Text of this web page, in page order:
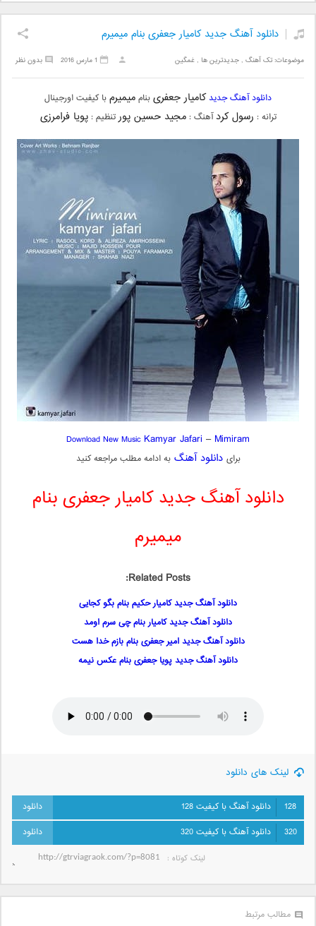
دانلود آهنگ جدید کامیار جعفری بنام میمیرم
موضوعات:تک آهنگ ,جدیدترین ها ,غمگین بدون نظر 1 مارس 2016
دانلود آهنگ جدید کامیار جعفریبناممیمیرمبا کیفیت اورجینال
ترانه : رسول کردآهنگ :مجید حسین پورتنظیم :پویا فرامرزی
Download New Music Kamyar Jafari – Mimiram
برای دانلود آهنگ به ادامه مطلب مراجعه کنید
دانلود آهنگ جدید کامیار جعفری بنام
میمیرم
Related Posts:
دانلود آهنگ جدید کامیار حکیم بنام بگو کجایی
دانلود آهنگ جدید کامیار بنام چی سرم اومد
دانلود آهنگ جدید امیر جعفری بنام بازم خدا هست
دانلود آهنگ جدید پویا جعفری بنام عکس نیمه
لینک های دانلود
128
دانلود آهنگ با کیفیت 128
320
دانلود آهنگ با کیفیت 320
لینک کوتاه‌ :
مطالب مرتبط